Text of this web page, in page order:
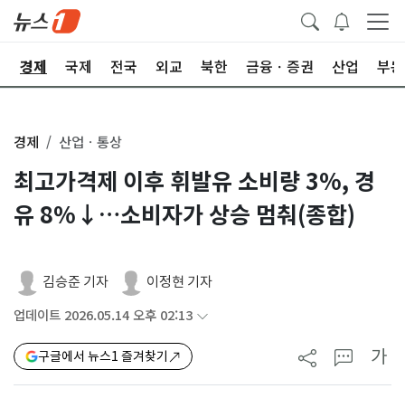
경제 국제 전국 외교 북한 금융ㆍ증권 산업 부
경제 산업ㆍ통상
최고가격제 이후 휘발유 소비량 3%, 경
유 8%↓…소비자가 상승 멈춰(종합)
김승준 기자 이정현 기자
업데이트 2026.05.14 오후 02:13
구글에서 뉴스1 즐겨찾기 가